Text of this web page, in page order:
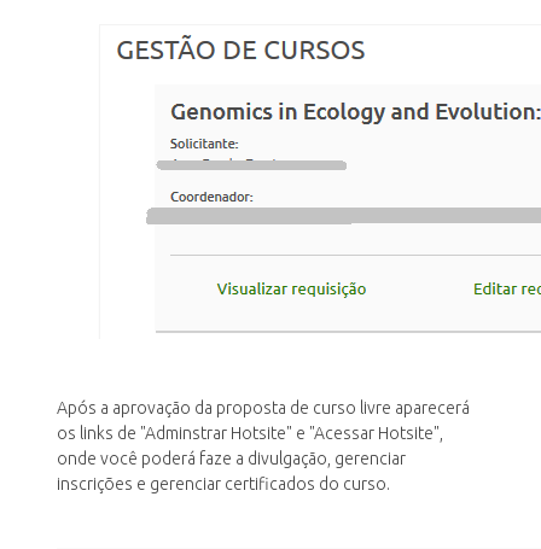
Após a aprovação da proposta de curso livre aparecerá
os links de "Adminstrar Hotsite" e "Acessar Hotsite",
onde você poderá faze a divulgação, gerenciar
inscrições e gerenciar certificados do curso.